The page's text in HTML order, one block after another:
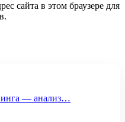
сайта в этом браузере для
— анализ…